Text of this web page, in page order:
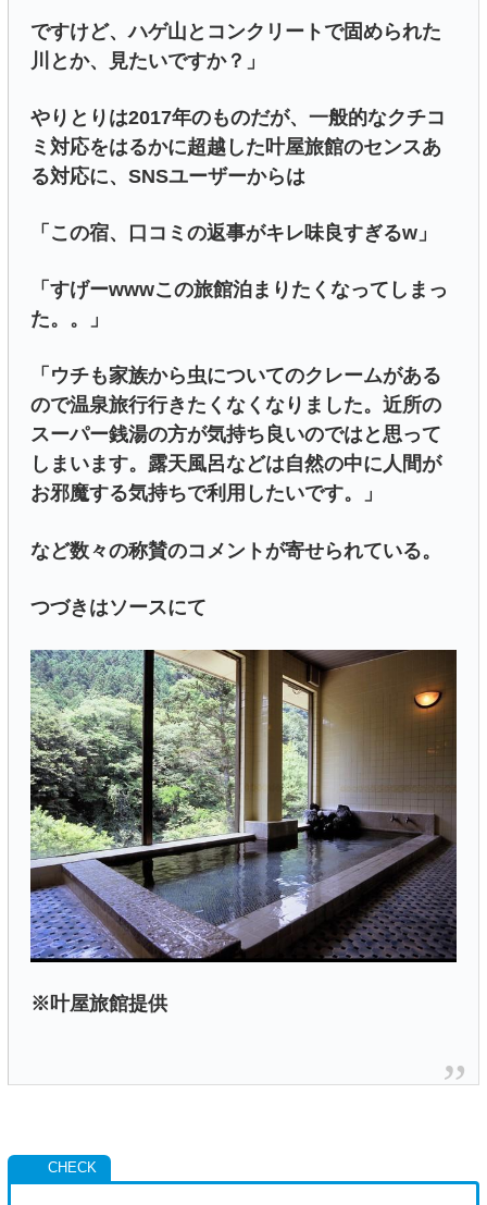
ですけど、ハゲ山とコンクリートで固められた
川とか、見たいですか？」
やりとりは2017年のものだが、一般的なクチコ
ミ対応をはるかに超越した叶屋旅館のセンスあ
る対応に、SNSユーザーからは
「この宿、口コミの返事がキレ味良すぎるw」
「すげーwwwこの旅館泊まりたくなってしまっ
た。。」
「ウチも家族から虫についてのクレームがある
ので温泉旅行行きたくなくなりました。近所の
スーパー銭湯の方が気持ち良いのではと思って
しまいます。露天風呂などは自然の中に人間が
お邪魔する気持ちで利用したいです。」
など数々の称賛のコメントが寄せられている。
つづきはソースにて
※叶屋旅館提供